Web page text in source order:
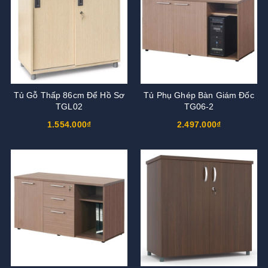
Tủ Gỗ Thấp 86cm Để Hồ Sơ
TGL02
1.554.000₫
Tủ Phụ Ghép Bàn Giám Đốc
TG06-2
2.497.000₫